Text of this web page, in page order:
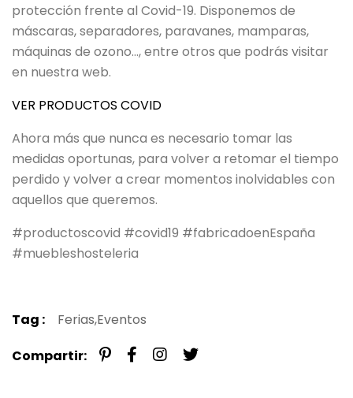
protección frente al Covid-19. Disponemos de
máscaras, separadores, paravanes, mamparas,
máquinas de ozono…, entre otros que podrás visitar
en nuestra web.
VER PRODUCTOS COVID
Ahora más que nunca es necesario tomar las
medidas oportunas, para volver a retomar el tiempo
perdido y volver a crear momentos inolvidables con
aquellos que queremos.
#productoscovid #covid19 #fabricadoenEspaña
#muebleshosteleria
Tag : Ferias,Eventos
Compartir: